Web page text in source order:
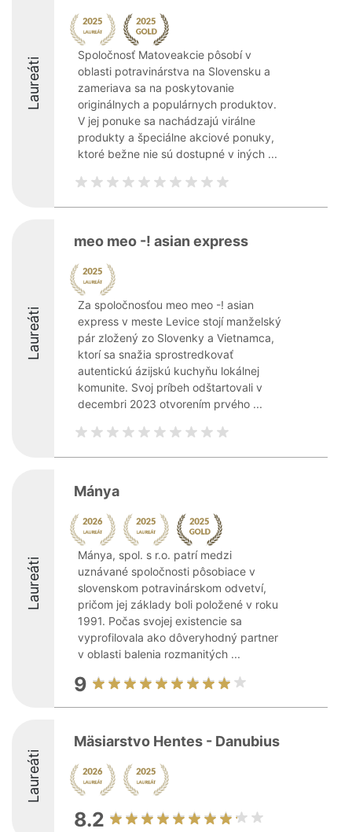
Laureáti
Spoločnosť Matoveakcie pôsobí v
oblasti potravinárstva na Slovensku a
zameriava sa na poskytovanie
originálnych a populárnych produktov.
V jej ponuke sa nachádzajú virálne
produkty a špeciálne akciové ponuky,
ktoré bežne nie sú dostupné v iných ...
Laureáti
meo meo -! asian express
Za spoločnosťou meo meo -! asian
express v meste Levice stojí manželský
pár zložený zo Slovenky a Vietnamca,
ktorí sa snažia sprostredkovať
autentickú ázijskú kuchyňu lokálnej
komunite. Svoj príbeh odštartovali v
decembri 2023 otvorením prvého ...
Laureáti
Mánya
Mánya, spol. s r.o. patrí medzi
uznávané spoločnosti pôsobiace v
slovenskom potravinárskom odvetví,
pričom jej základy boli položené v roku
1991. Počas svojej existencie sa
vyprofilovala ako dôveryhodný partner
v oblasti balenia rozmanitých ...
9
Laureáti
Mäsiarstvo Hentes - Danubius
8.2